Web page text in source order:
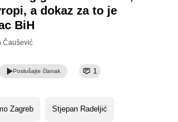
a dokaz za to je
BiH
Čaušević
Poslušajte članak 1
Zagreb Stjepan Radeljić